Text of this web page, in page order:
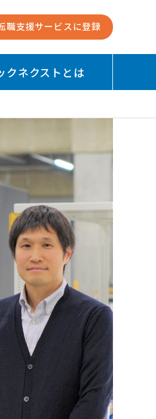
職支援サービスに登録
クネクストとは